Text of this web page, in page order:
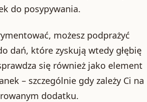
do posypywania.
możesz podprażyć
dań, które zyskują wtedy głębię
się również jako element
– szczególnie gdy zależy Ci na
dodatku.